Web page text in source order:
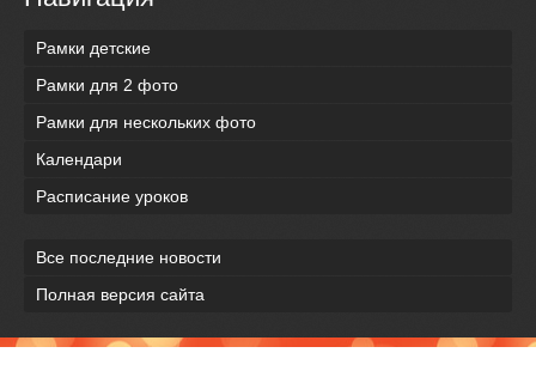
Рамки детские
Рамки для 2 фото
Рамки для нескольких фото
Календари
Расписание уроков
Все последние новости
Полная версия сайта